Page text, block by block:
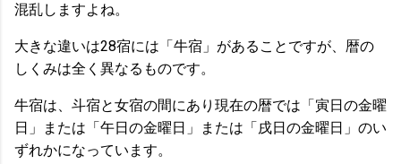
混乱しますよね。
大きな違いは28宿には「牛宿」があることですが、暦の
しくみは全く異なるものです。
牛宿は、斗宿と女宿の間にあり現在の暦では「寅日の金曜
日」または「午日の金曜日」または「戌日の金曜日」のい
ずれかになっています。